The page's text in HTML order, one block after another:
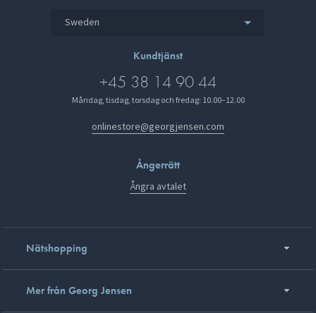
Sweden
Kundtjänst
+45 38 14 90 44
Måndag, tisdag, torsdag och fredag: 10.00–12.00
onlinestore@georgjensen.com
Ångerrätt
Ångra avtalet
Nätshopping
Mer från Georg Jensen